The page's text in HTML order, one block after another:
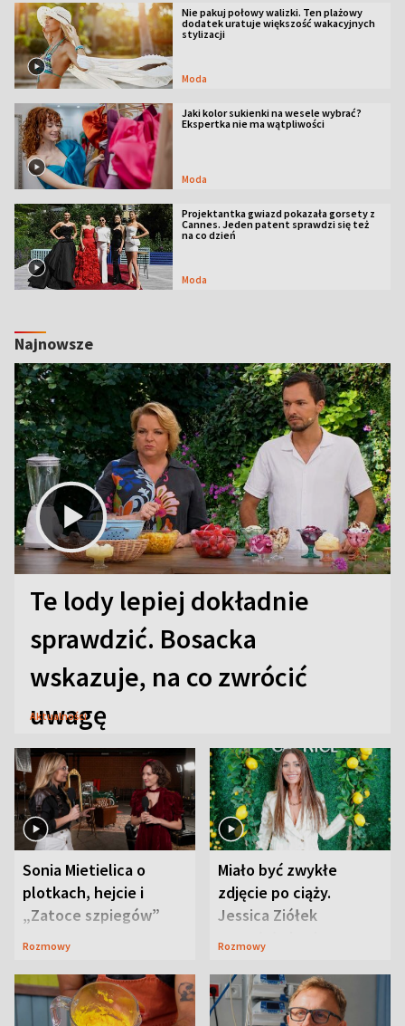
Nie pakuj połowy walizki. Ten plażowy
dodatek uratuje większość wakacyjnych
stylizacji
Moda
Jaki kolor sukienki na wesele wybrać?
Ekspertka nie ma wątpliwości
Moda
Projektantka gwiazd pokazała gorsety z
Cannes. Jeden patent sprawdzi się też
na co dzień
Moda
Najnowsze
Te lody lepiej dokładnie
sprawdzić. Bosacka
wskazuje, na co zwrócić
uwagę
Aktualności
Sonia Mietielica o
plotkach, hejcie i
„Zatoce szpiegów”
Rozmowy
Miało być zwykłe
zdjęcie po ciąży.
Jessica Ziółek
wywołała lawinę
Rozmowy